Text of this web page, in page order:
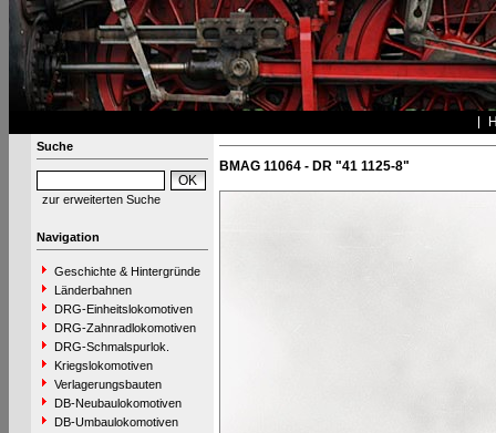
Suche
zur erweiterten Suche
Navigation
Geschichte & Hintergründe
Länderbahnen
DRG-Einheitslokomotiven
DRG-Zahnradlokomotiven
DRG-Schmalspurlok.
Kriegslokomotiven
Verlagerungsbauten
DB-Neubaulokomotiven
DB-Umbaulokomotiven
BMAG 11064 - DR "41 1125-8"